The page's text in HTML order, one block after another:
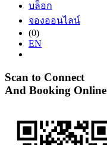
บล็อก
จองออนไลน์
(0)
EN
Scan to Connect
And Booking Online